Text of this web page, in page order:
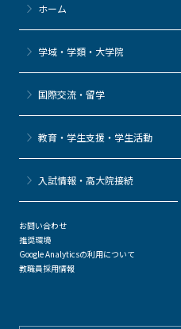
ホーム
学域・学類・大学院
国際交流・留学
教育・学生支援・学生活動
⼊試情報・高大院接続
お問い合わせ
推奨環境
Google Analyticsの利用について
教職員採用情報